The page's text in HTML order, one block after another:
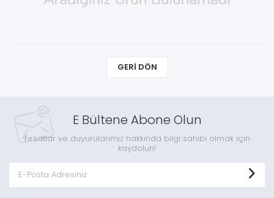
GERI DÖN
E Bültene Abone Olun
Fırsatlar ve duyurularımız hakkında bilgi sahibi olmak için
kaydolun!